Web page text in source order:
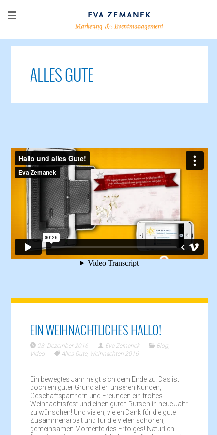
ALLES GUTE
EIN WEIHNACHTLICHES HALLO!
23. Dezember 2016 Eva Zemanek Blog,
Video
Alles Gute, Weihnachten 2016
Ein bewegtes Jahr neigt sich dem Ende zu. Das ist
doch ein guter Grund allen unseren Kunden,
Geschäftspartnern und Freunden ein frohes
Weihnachtsfest und einen guten Rutsch in neue Jahr
zu wünschen! Und vielen, vielen Dank für die gute
Zusammenarbeit und für die vielen schönen,
gemeinsamen Momente des Erfolges! Natürlich